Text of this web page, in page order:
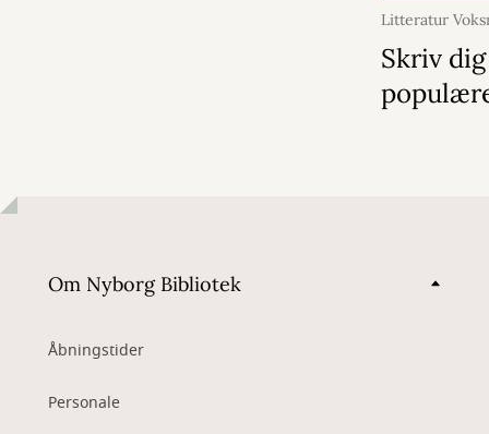
Litteratur
2026
Skriv
Om Nyborg Bibliotek
Åbningstider
Personale